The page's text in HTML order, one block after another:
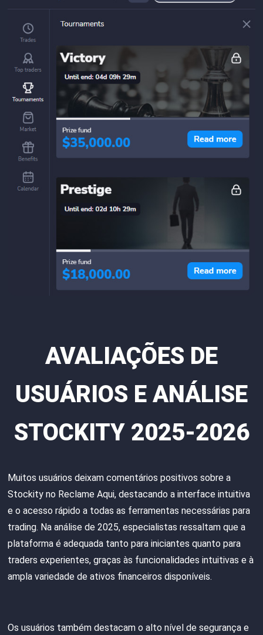
AVALIAÇÕES DE
USUÁRIOS E ANÁLISE
STOCKITY 2025-2026
Muitos usuários deixam comentários positivos sobre a
Stockity no Reclame Aqui, destacando a interface intuitiva
e o acesso rápido a todas as ferramentas necessárias para
trading. Na análise de 2025, especialistas ressaltam que a
plataforma é adequada tanto para iniciantes quanto para
traders experientes, graças às funcionalidades intuitivas e à
ampla variedade de ativos financeiros disponíveis.
Os usuários também destacam o alto nível de segurança e